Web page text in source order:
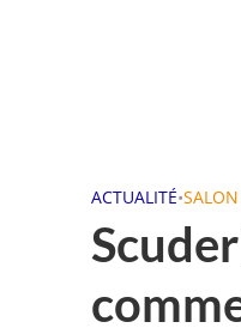
ACTUALITÉ•